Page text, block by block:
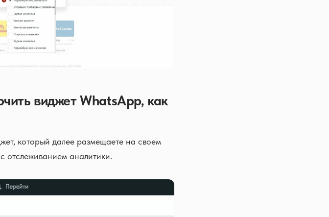
виджет WhatsApp, как
который далее размещаете на своем
отслеживанием аналитики.